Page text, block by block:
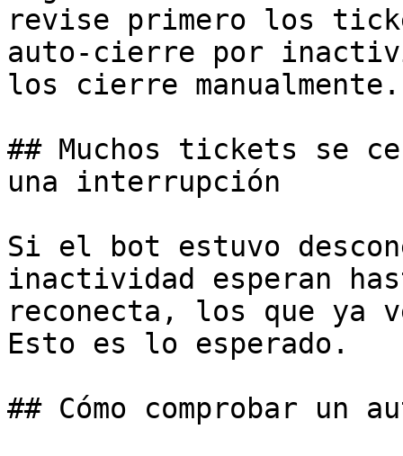
revise primero los
auto-cierre por
los cierre manualmente.
## Muchos tickets se
una interrupción
Si el bot estuvo
inactividad esperan
reconecta, los que ya
Esto es lo esperado.
## Cómo comprobar un